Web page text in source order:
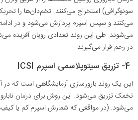
سونوگرافی) استخراج می‌کنند. تخم‌دان‌ها را
می‌کنند و سپس اسپرم پردازش می‌شود و در ادامه
می‌شوند. طی این روند تعدادی رویان‌ آفریده
در رحم قرار می‌گیرند.
4- تزریق سیتوپلاسمی اسپرم ICSI
این یک روند بارورسازی آزمایشگاهی است که
تخمک تزریق می‌شود. این روش برای درمان
می‌شود. (در مواقعی که شمارش اسپرم کم یا